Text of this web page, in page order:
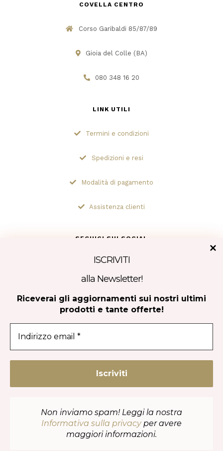
ISCRIVITI
alla Newsletter!
Riceverai gli aggiornamenti sui nostri ultimi
prodotti e tante offerte!
Non inviamo spam! Leggi la nostra
Informativa sulla privacyper avere
maggiori informazioni.
COVELLA CENTRO
Corso Garibaldi 85/87/89
Gioia del Colle (BA)
080 348 16 20
LINK UTILI
Termini e condizioni
Spedizioni e resi
Modalità di pagamento
Assistenza clienti
SEGUICI SUI SOCIAL
Tripadvisor
CONTATTACI